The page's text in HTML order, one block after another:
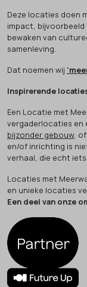
Deze locaties doen
impact,
bewaken van
samenleving.
Dat noemen wij
Inspirerende
Een Locatie met
vergaderlocaties en
bijzonder gebouw,
en/of inrichting is
verhaal, die echt
Locaties met
en unieke locaties
Een deel van onze